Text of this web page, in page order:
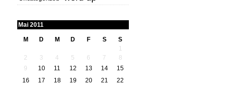
Mai 2011
M D M D F S
S
1
2
3 4 5 6 7
8
9
10 11 12 13 14
15
16
17 18 19 20 21
22